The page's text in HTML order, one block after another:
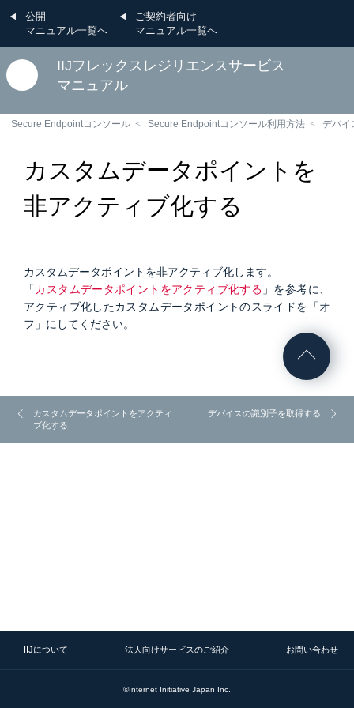
公開
マニュアル一覧へ
ご契約者向け
マニュアル一覧へ
IIJフレックスレジリエンスサービス
マニュアル
Secure Endpointコンソール Secure Endpointコンソール利用方法 デバイ
カスタムデータポイントを
非アクティブ化する
カスタムデータポイントを非アクティブ化します。
「カスタムデータポイントをアクティブ化する 」を参考に、
アクティブ化したカスタムデータポイントのスライドを「オ
フ」にしてください。
カスタムデータポイントをアクティ
ブ化する
デバイスの識別子を取得する
IIJについて 法人向けサービスのご紹介 お問い合わせ
©Internet Initiative Japan Inc.